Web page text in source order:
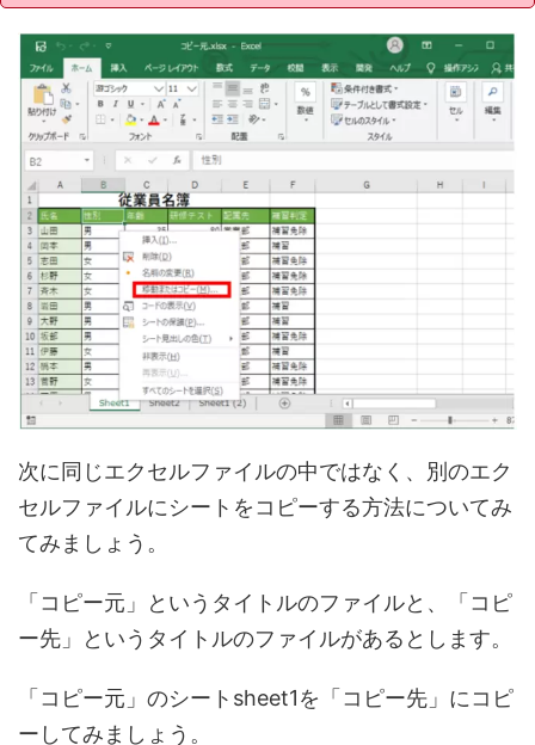
次に同じエクセルファイルの中ではなく、別のエク
セルファイルにシートをコピーする方法についてみ
てみましょう。
「コピー元」というタイトルのファイルと、「コピ
ー先」というタイトルのファイルがあるとします。
「コピー元」のシートsheet1を「コピー先」にコピ
ーしてみましょう。